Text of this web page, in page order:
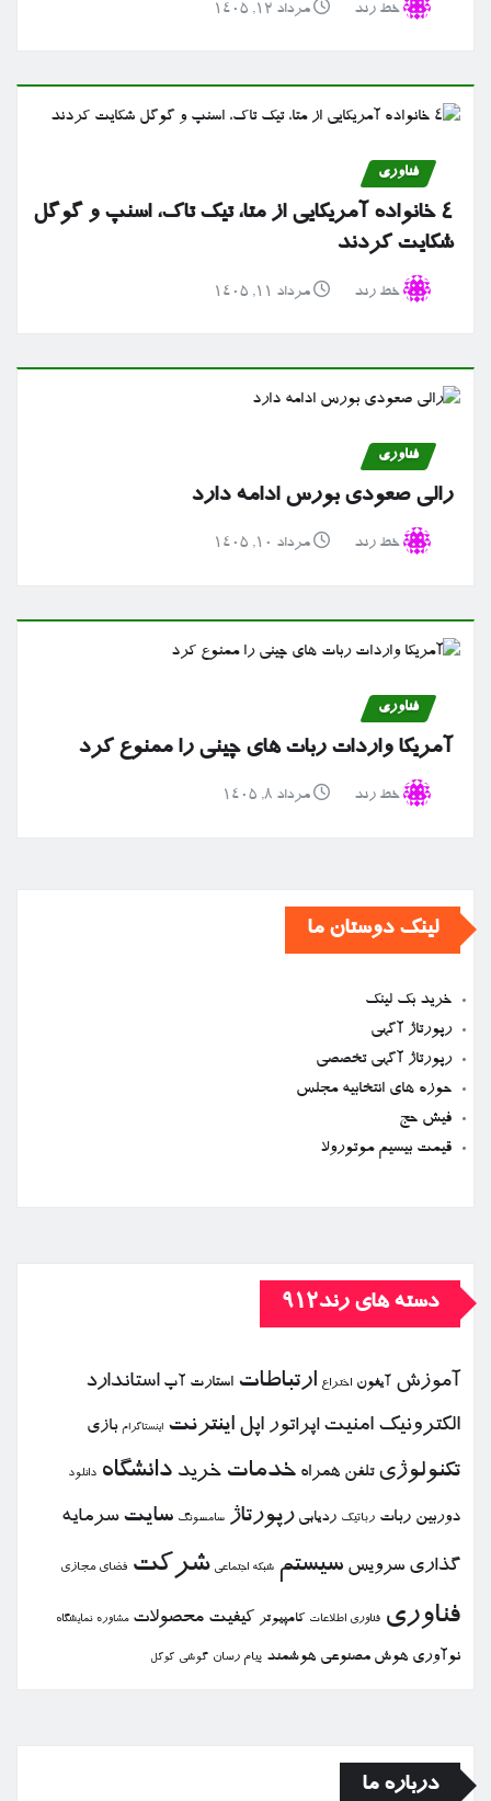
خط رند مرداد ۱۲, ۱۴۰۵
فناوری
۴ خانواده آمریکایی از متا، تیک تاک، اسنپ و گوگل
شکایت کردند
خط رند مرداد ۱۱, ۱۴۰۵
فناوری
رالی صعودی بورس ادامه دارد
خط رند مرداد ۱۰, ۱۴۰۵
فناوری
آمریکا واردات ربات های چینی را ممنوع کرد
خط رند مرداد ۸, ۱۴۰۵
لینک دوستان ما
خرید بک لینک
رپورتاژ آگهی
رپورتاژ آگهی تخصصی
حوزه های انتخابیه مجلس
فیش حج
قیمت بیسیم موتورولا
دسته های رند912
آموزش آیفون اختراع ارتباطات استارت آپ استاندارد
الكترونیك امنیت اپراتور اپل اینترنت اینستاگرام بازی
تكنولوژی تلفن همراه خدمات خرید دانشگاه دانلود
دوربین ربات رباتیك ردیابی رپورتاژ سامسونگ سایت سرمایه
گذاری سرویس سیستم شبكه اجتماعی شركت فضای مجازی
فناوری فناوری اطلاعات كامپیوتر كیفیت محصولات مشاوره نمایشگاه
نوآوری هوش مصنوعی هوشمند پیام رسان گوشی گوگل
درباره ما